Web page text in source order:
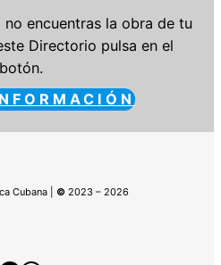
encuentras la obra de tu
Directorio pulsa en el
botón.
Cubana | © 2023 – 2026